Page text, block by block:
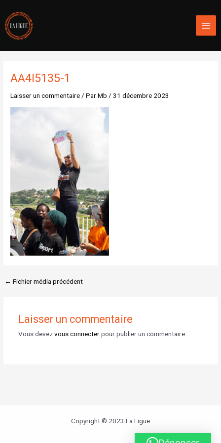
contenu
AA4I5135-1
Laisser un commentaire/ ParMb/31 décembre 2023
← Fichier média précédent
Laisser un commentaire
Vous devezvous connecterpour publier un commentaire.
Copyright © 2023 La Ligue